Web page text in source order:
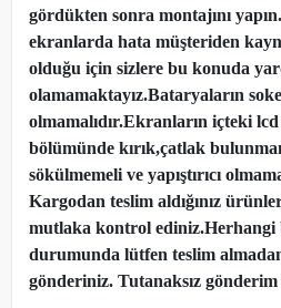
gördükten sonra montajını
ekranlarda hata müşteriden
olduğu için sizlere bu konuda
olamamaktayız.Bataryaların
olmamalıdır.Ekranların içteki lcd
bölümünde kırık,çatlak
sökülmemeli ve yapıştırıcı
Kargodan teslim aldığınız
mutlaka kontrol ediniz.Herhangi
durumunda lütfen teslim
gönderiniz. Tutanaksız gönderim